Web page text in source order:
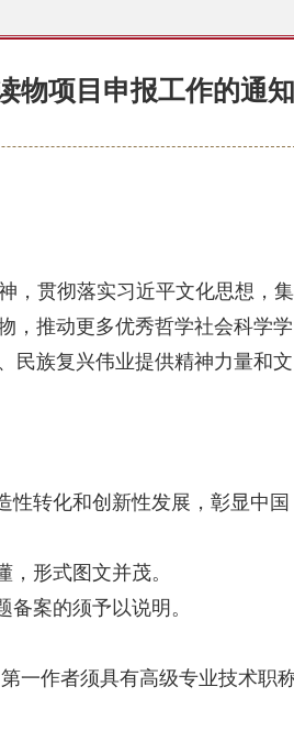
物项目申报工作的通知
，贯彻落实习近平文化思想，集
，推动更多优秀哲学社会科学学
民族复兴伟业提供精神力量和文
性转化和创新性发展，彰显中国
形式图文并茂。
案的须予以说明。
一作者须具有高级专业技术职